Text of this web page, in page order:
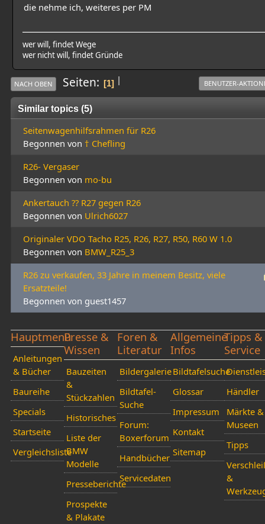
die nehme ich, weiteres per PM
wer will, findet Wege
wer nicht will, findet Gründe
|
NACH OBEN Seiten 1 BENUTZER-
Similar topics (5)
Seitenwagenhilfsrahmen für R26
Begonnen von † Chefling
R26- Vergaser
Begonnen von mo-bu
Ankertauch ?? R27 gegen R26
Begonnen von Ulrich6027
Originaler VDO Tacho R25, R26, R27, R50, R60 W 1.0
Begonnen von BMW_R25_3
R26 zu verkaufen, 33 Jahre in meinem Besitz, viele
Ersatzteile!
Begonnen von guest1457
Hauptmenü
Anleitungen
& Bücher
Baureihe
Specials
Startseite
Vergleichsliste
Presse &
Wissen
Bauzeiten
&
Stückzahlen
Historisches
Liste der
BMW
Modelle
Presseberichte
Prospekte
& Plakate
Foren &
Literatur
Bildergalerie
Bildtafel-
Suche
Forum:
Boxerforum
Handbücher
Servicedaten
Allgemeine
Infos
Bildtafelsuche
Glossar
Impressum
Kontakt
Sitemap
Tipps &
Service
Händler
Märkte &
Museen
Tipps
&